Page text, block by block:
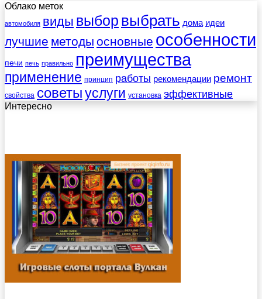
Облако меток
автомобиля виды выбор выбрать дома идеи
лучшие методы основные особенности
печи печь правильно преимущества
применение принцип работы рекомендации ремонт
свойства советыуслуги установка эффективные
Интересно